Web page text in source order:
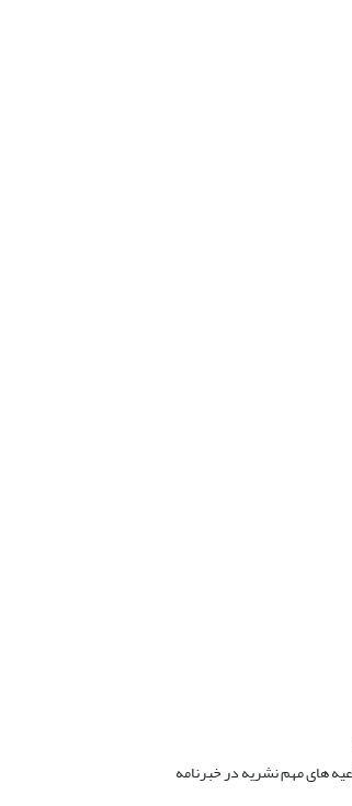
های مهم نشریه در خبرنامه